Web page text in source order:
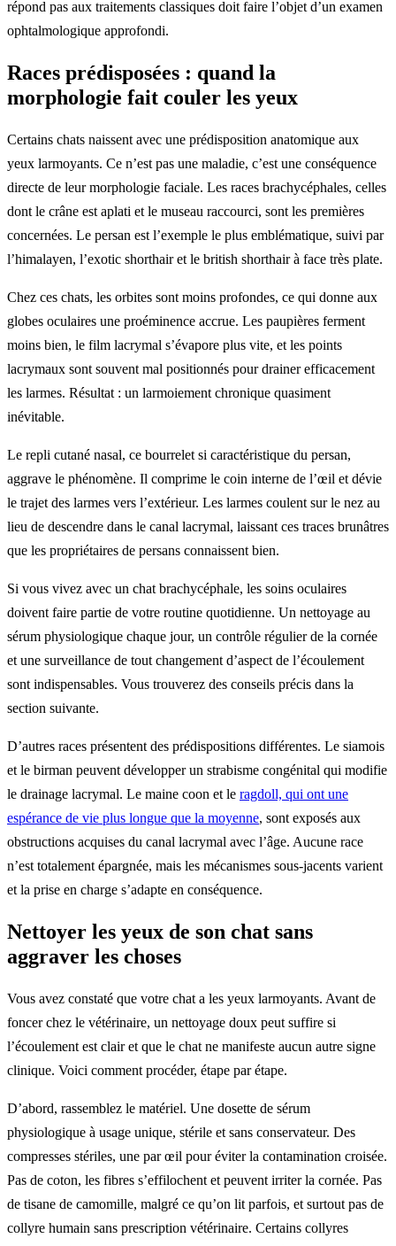
répond pas aux traitements classiques doit faire l’objet d’un examen
ophtalmologique approfondi.
Races prédisposées : quand la
morphologie fait couler les yeux
Certains chats naissent avec une prédisposition anatomique aux
yeux larmoyants. Ce n’est pas une maladie, c’est une conséquence
directe de leur morphologie faciale. Les races brachycéphales, celles
dont le crâne est aplati et le museau raccourci, sont les premières
concernées. Le persan est l’exemple le plus emblématique, suivi par
l’himalayen, l’exotic shorthair et le british shorthair à face très plate.
Chez ces chats, les orbites sont moins profondes, ce qui donne aux
globes oculaires une proéminence accrue. Les paupières ferment
moins bien, le film lacrymal s’évapore plus vite, et les points
lacrymaux sont souvent mal positionnés pour drainer efficacement
les larmes. Résultat : un larmoiement chronique quasiment
inévitable.
Le repli cutané nasal, ce bourrelet si caractéristique du persan,
aggrave le phénomène. Il comprime le coin interne de l’œil et dévie
le trajet des larmes vers l’extérieur. Les larmes coulent sur le nez au
lieu de descendre dans le canal lacrymal, laissant ces traces brunâtres
que les propriétaires de persans connaissent bien.
Si vous vivez avec un chat brachycéphale, les soins oculaires
doivent faire partie de votre routine quotidienne. Un nettoyage au
sérum physiologique chaque jour, un contrôle régulier de la cornée
et une surveillance de tout changement d’aspect de l’écoulement
sont indispensables. Vous trouverez des conseils précis dans la
section suivante.
D’autres races présentent des prédispositions différentes. Le siamois
et le birman peuvent développer un strabisme congénital qui modifie
le drainage lacrymal. Le maine coon et le ragdoll, qui ont une
espérance de vie plus longue que la moyenne, sont exposés aux
obstructions acquises du canal lacrymal avec l’âge. Aucune race
n’est totalement épargnée, mais les mécanismes sous-jacents varient
et la prise en charge s’adapte en conséquence.
Nettoyer les yeux de son chat sans
aggraver les choses
Vous avez constaté que votre chat a les yeux larmoyants. Avant de
foncer chez le vétérinaire, un nettoyage doux peut suffire si
l’écoulement est clair et que le chat ne manifeste aucun autre signe
clinique. Voici comment procéder, étape par étape.
D’abord, rassemblez le matériel. Une dosette de sérum
physiologique à usage unique, stérile et sans conservateur. Des
compresses stériles, une par œil pour éviter la contamination croisée.
Pas de coton, les fibres s’effilochent et peuvent irriter la cornée. Pas
de tisane de camomille, malgré ce qu’on lit parfois, et surtout pas de
collyre humain sans prescription vétérinaire. Certains collyres